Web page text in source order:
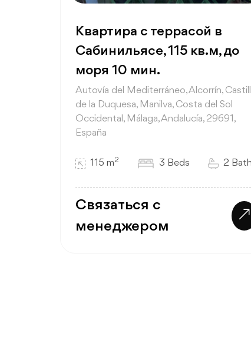
Квартира с террасой в
Сабинильясе, 115 кв.м, до
моря 10 мин.
Autovía del Mediterráneo, Alcorrín,
de la Duquesa, Manilva, Costa del Sol
Occidental, Málaga, Andalucía, 29691,
España
115 m2 3 Beds 2
Связаться с
менеджером